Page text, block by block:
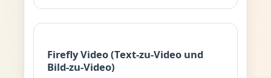
Firefly Video (Text-zu-Video und
Bild-zu-Video)